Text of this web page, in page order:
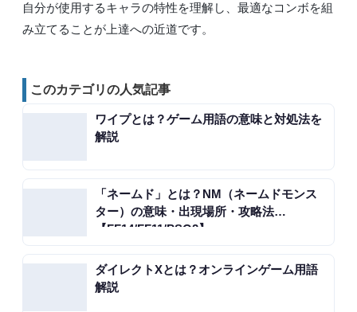
自分が使用するキャラの特性を理解し、最適なコンボを組
み立てることが上達への近道です。
このカテゴリの人気記事
ワイプとは？ゲーム用語の意味と対処法を
解説
「ネームド」とは？NM（ネームドモンス
ター）の意味・出現場所・攻略法
【FF14/FF11/PSO2】
ダイレクトXとは？オンラインゲーム用語
解説